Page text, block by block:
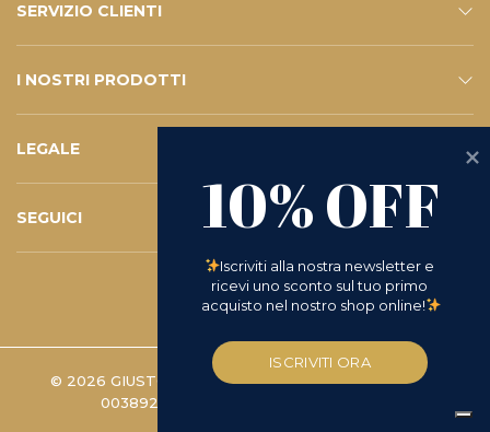
SERVIZIO CLIENTI
CONTATTI
SERVIZIO E-SHOP
FAQ – LE VOSTRE DOMANDE
ISCRIVITI ALLA NEWSLETTER
I NOSTRI PRODOTTI
ESHOP
CATALOGO
LEGALE
PRIVACY POLICY
WHISTLEBLOWING
COOKIE POLICY
TERMINI E CONDIZIONI
D.LGS 231/2001
RICHIESTA DI RESO
SEGUICI
INSTAGRAM
FACEBOOK
LINKEDIN
YOUTUBE
© 2026 GIUSTO MANETTI BATTILORO S.P.A. | P.IVA
00389280488 -
10% OFF
Iscriviti alla nostra newsletter e
ricevi uno sconto sul tuo primo
acquisto nel nostro shop online!
ISCRIVITI ORA